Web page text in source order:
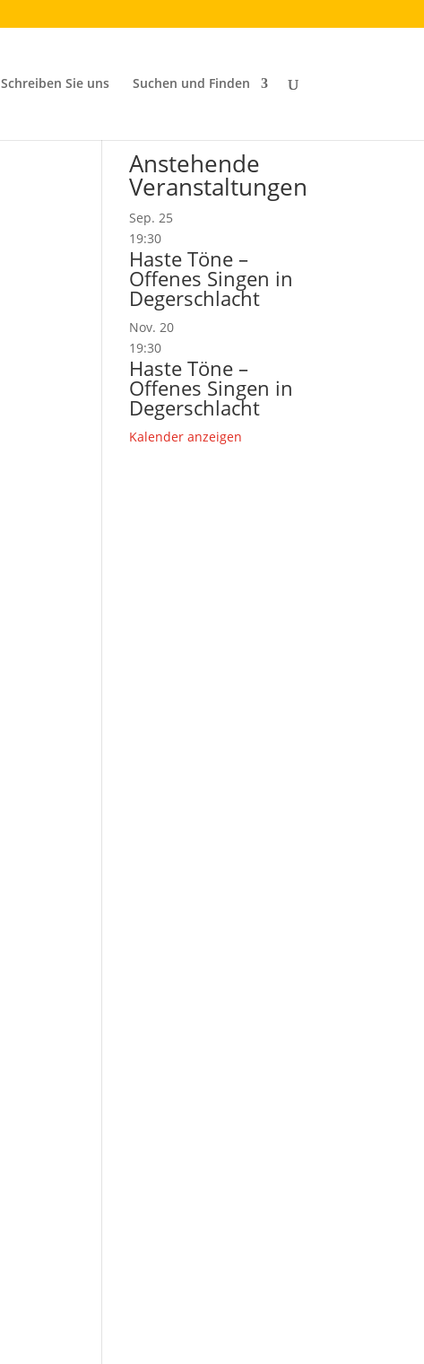
Schreiben Sie uns Suchen und Finden
Anstehende
Veranstaltungen
Sep.25
19:30
Haste Töne –
Offenes Singen in
Degerschlacht
Nov.20
19:30
Haste Töne –
Offenes Singen in
Degerschlacht
Kalender anzeigen